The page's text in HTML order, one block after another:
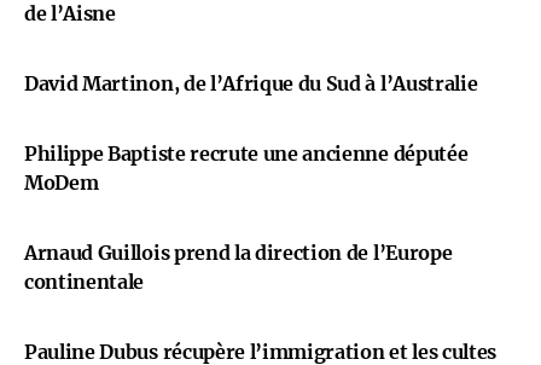
de l’Aisne
David Martinon, de l’Afrique du Sud à l’Australie
Philippe Baptiste recrute une ancienne députée
MoDem
Arnaud Guillois prend la direction de l’Europe
continentale
Pauline Dubus récupère l’immigration et les cultes